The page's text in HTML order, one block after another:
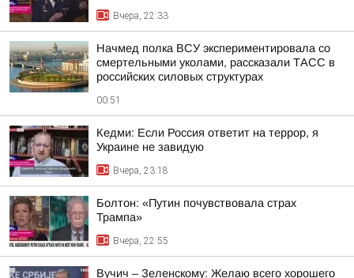
Вчера, 22:33
Начмед полка ВСУ экспериментировала со
смертельными уколами, рассказали ТАСС в
российских силовых структурах
00:51
Кедми: Если Россия ответит на террор, я
Украине не завидую
Вчера, 23:18
Болтон: «Путин почувствовала страх
Трампа»
Вчера, 22:55
Вучич – Зеленскому: Желаю всего хорошего